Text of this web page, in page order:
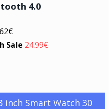
4.0
Sale 24.99€
inch Smart Watch 30